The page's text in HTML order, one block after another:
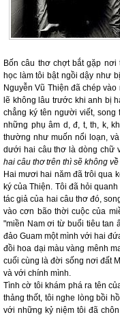
Bốn câu thơ chợt bắt gặp nơi
học làm tôi bật ngồi dậy như
Nguyễn Vũ Thiện đã chép
lẽ không lâu trước khi anh bị
chẳng ký tên người viết, song
những phụ âm d, đ, t, th, k,
thường như muốn nổi loạn,
dưới hai câu thơ là dòng chữ
hai câu thơ trên thì sẽ không
Hai mươi hai năm đã trôi qua
ký của Thiện. Tôi đã hỏi
tác giả của hai câu thơ đó,
vào cơn bão thời cuộc của
"miền Nam ơi từ buổi tiêu tan
đảo Guam một mình với hai
đồi hoa dại màu vàng mênh
cuối cùng là đời sống nơi đất
và với chính mình.
Tình cờ tôi khám phá ra tên
thảng thốt, tôi nghe lòng bồi
với những kỷ niệm tôi đã